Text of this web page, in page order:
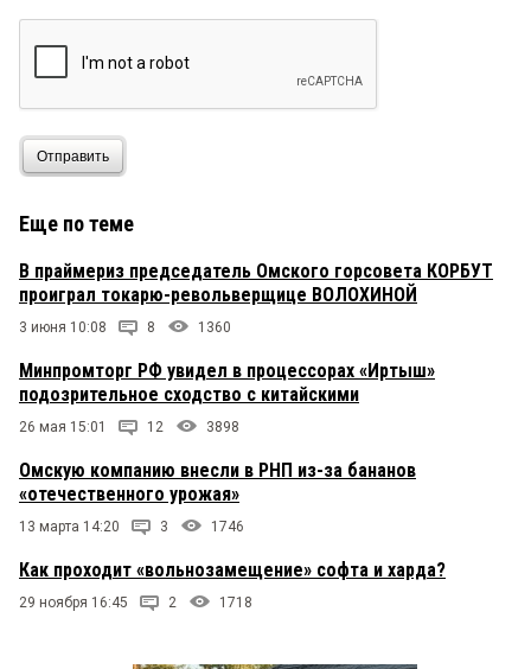
Отправить
Еще по теме
В праймериз председатель Омского горсовета КОРБУТ
проиграл токарю-револьверщице ВОЛОХИНОЙ
3 июня 10:08 8 1360
Минпромторг РФ увидел в процессорах «Иртыш»
подозрительное сходство с китайскими
26 мая 15:01 12 3898
Омскую компанию внесли в РНП из-за бананов
«отечественного урожая»
13 марта 14:20 3 1746
Как проходит «вольнозамещение» софта и харда?
29 ноября 16:45 2 1718